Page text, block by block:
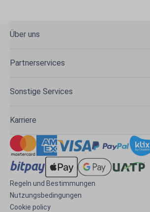
Über uns
Partnerservices
Sonstige Services
Karriere
Regeln und Bestimmungen
Nutzungsbedingungen
Cookie policy